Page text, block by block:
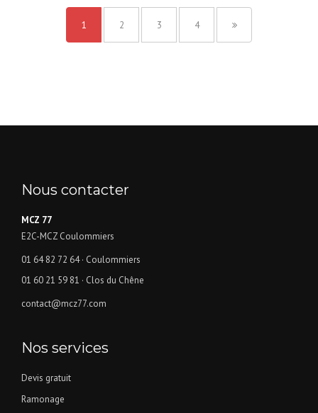
1 2 3 4
Nous contacter
MCZ 77
E2C-MCZ Coulommiers
01 64 82 72 64· Coulommiers
01 60 21 59 81 · Clos du Chêne
contact@mcz77.com
Nos services
Devis gratuit
Ramonage